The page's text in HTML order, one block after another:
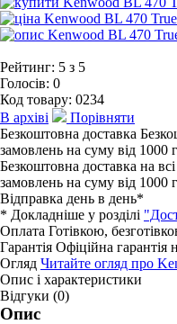
Рейтинг: 5 з 5
Голосів: 0
Код товару: 0234
В архіві
Порівняти
Безкоштовна доставка
замовлень на суму від 1000
Безкоштовна доставка на
замовлень на суму від 1000
Відправка день в день*
* Докладніше у розділі
Оплата Готівкою,
Гарантія Офіційна гарантія
Огляд Читайте огляд про
Опис і характеристики
Відгуки (0)
Опис